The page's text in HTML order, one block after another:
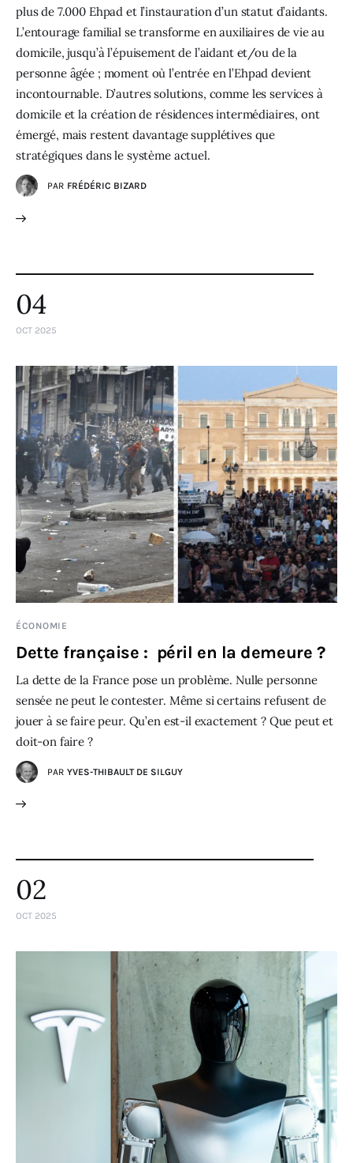
plus de 7.000 Ehpad et l’instauration d’un statut d’aidants.
L’entourage familial se transforme en auxiliaires de vie au
domicile, jusqu’à l’épuisement de l’aidant et/ou de la
personne âgée ; moment où l’entrée en l’Ehpad devient
incontournable. D’autres solutions, comme les services à
domicile et la création de résidences intermédiaires, ont
émergé, mais restent davantage supplétives que
stratégiques dans le système actuel.
PAR FRÉDÉRIC BIZARD
04
OCT 2025
ÉCONOMIE
Dette française : péril en la demeure ?
La dette de la France pose un problème. Nulle personne
sensée ne peut le contester. Même si certains refusent de
jouer à se faire peur. Qu’en est-il exactement ? Que peut et
doit-on faire ?
PAR YVES-THIBAULT DE SILGUY
02
OCT 2025